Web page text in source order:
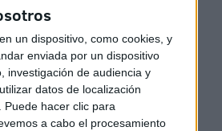
un dispositivo, como cookies, y
enviada por un dispositivo
investigación de audiencia y
datos de localización
Puede hacer clic para
a cabo el procesamiento